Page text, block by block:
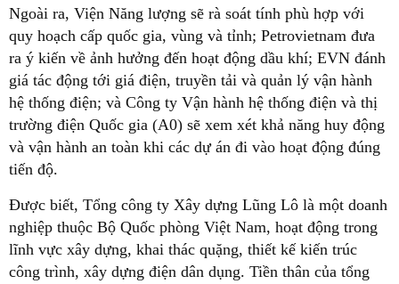
Ngoài ra, Viện Năng lượng sẽ rà soát tính phù hợp với
quy hoạch cấp quốc gia, vùng và tỉnh; Petrovietnam đưa
ra ý kiến về ảnh hưởng đến hoạt động dầu khí; EVN đánh
giá tác động tới giá điện, truyền tải và quản lý vận hành
hệ thống điện; và Công ty Vận hành hệ thống điện và thị
trường điện Quốc gia (A0) sẽ xem xét khả năng huy động
và vận hành an toàn khi các dự án đi vào hoạt động đúng
tiến độ.
Được biết, Tổng công ty Xây dựng Lũng Lô là một doanh
nghiệp thuộc Bộ Quốc phòng Việt Nam, hoạt động trong
lĩnh vực xây dựng, khai thác quặng, thiết kế kiến trúc
công trình, xây dựng điện dân dụng. Tiền thân của tổng